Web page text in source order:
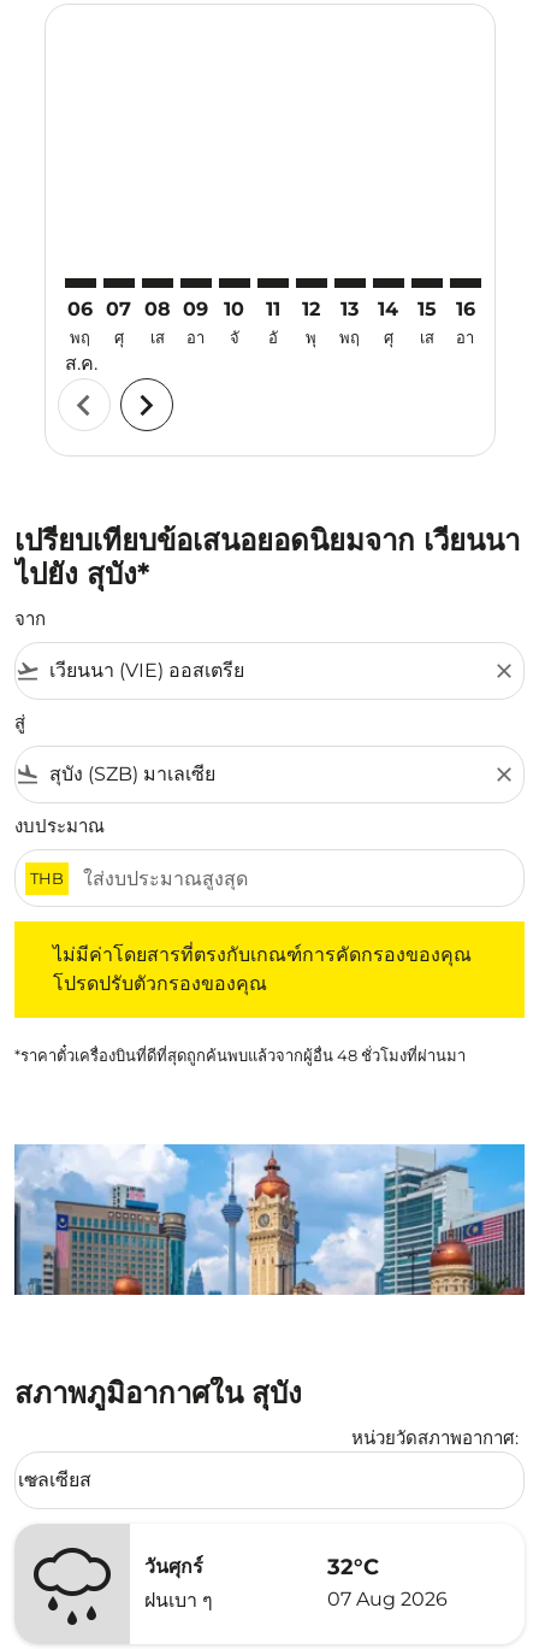
06
พฤ
ส.ค.
07
ศุ
08
เส
09
อา
10
จั
11
อั
12
พุ
13
พฤ
14
ศุ
15
เส
16
อา
chevron_left chevron_right
เปรียบเทียบข้อเสนอยอดนิยมจาก เวียนนา
ไปยัง สุบัง*
จาก
flight_takeoff close
สู่
flight_land close
งบประมาณ
THB
ไม่มีค่าโดยสารที่ตรงกับเกณฑ์การคัดกรองของคุณ
โปรดปรับตัวกรองของคุณ
*ราคาตั๋วเครื่องบินที่ดีที่สุดถูกค้นพบแล้วจากผู้อื่น 48 ชั่วโมงที่ผ่านมา
สภาพภูมิอากาศใน สุบัง
หน่วยวัดสภาพอากาศ:
Weather unit option เซลเซียส Selected
เซลเซียส
keyboard_arrow_down
วันศุกร์
ฝนเบา ๆ
32°C
07 Aug 2026